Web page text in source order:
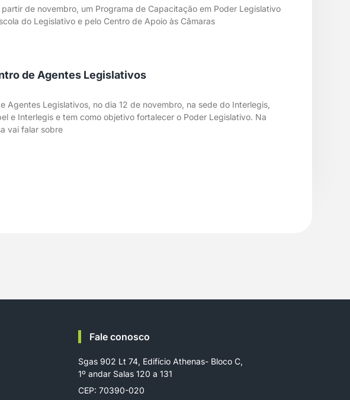
de novembro, um Programa de Capacitação em Poder Legislativo
do Legislativo e pelo Centro de Apoio às Câmaras
de Agentes Legislativos
Agentes Legislativos, no dia 12 de novembro, na sede do Interlegis,
e Interlegis e tem como objetivo fortalecer o Poder Legislativo. Na
vai falar sobre
Fale conosco
Sgas 902 Lt 74, Edifício Athenas- Bloco C,
1º andar Salas 120 a 131
CEP: 70390-020